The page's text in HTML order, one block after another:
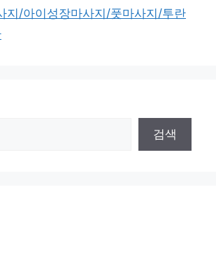
지/아이성장마사지/풋마사지/투란
검색